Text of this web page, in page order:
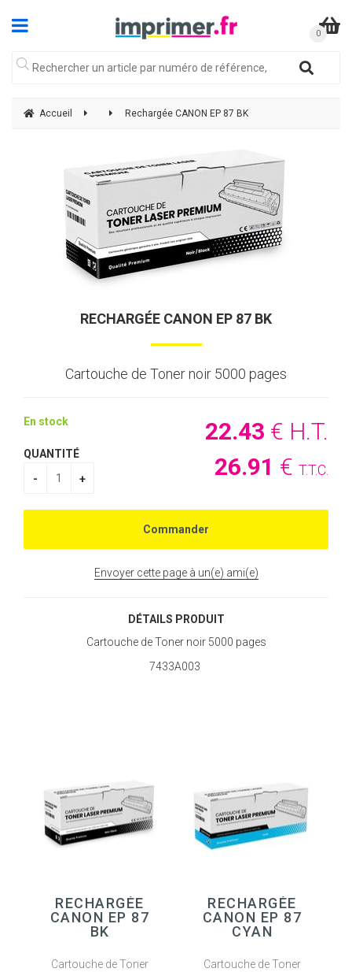
Accueil Rechargée CANON EP 87 BK
RECHARGÉE CANON EP 87 BK
Cartouche de Toner noir 5000 pages
22.43 € H.T.
26.91 € T.T.C.
En stock
QUANTITÉ
Envoyer cette page à un(e) ami(e)
DÉTAILS PRODUIT
Cartouche de Toner noir 5000 pages
7433A003
RECHARGÉE
CANON EP 87
BK
Cartouche de Toner
RECHARGÉE
CANON EP 87
CYAN
Cartouche de Toner